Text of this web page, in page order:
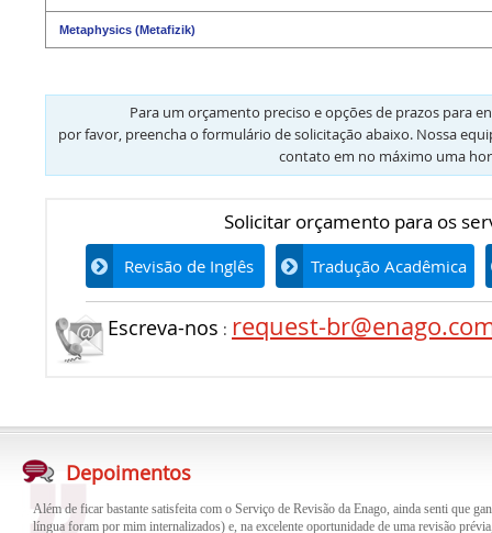
Metaphysics (Metafizik)
Para um orçamento preciso e opções de prazos para
por favor, preencha o formulário de solicitação abaixo. Nossa
contato em no máximo uma
Solicitar orçamento para os
Revisão de Inglês Tradução Acadêmica
Escreva-nos : request-
Depoimentos
língua foram por mim internalizados) e, na excelente oportunidade de uma revisão
fica necessariamente mais concisa e objetiva). Recomendo fortemente os serviços